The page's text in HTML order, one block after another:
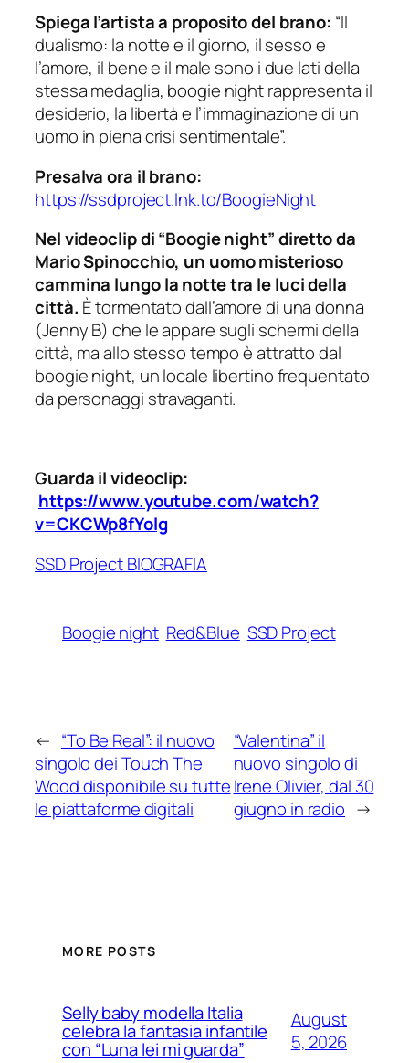
Spiega l’artista a proposito del brano: “Il
dualismo: la notte e il giorno, il sesso e
l’amore, il bene e il male sono i due lati della
stessa medaglia, boogie night rappresenta il
desiderio, la libertà e l’immaginazione di un
uomo in piena crisi sentimentale”.
Presalva ora il brano:
https://ssdproject.lnk.to/BoogieNight
Nel videoclip di “Boogie night” diretto da
Mario Spinocchio, un uomo misterioso
cammina lungo la notte tra le luci della
città. È tormentato dall’amore di una donna
(Jenny B) che le appare sugli schermi della
città, ma allo stesso tempo è attratto dal
boogie night, un locale libertino frequentato
da personaggi stravaganti.
Guarda il videoclip:
https://www.youtube.com/watch?
v=CKCWp8fYolg
SSD Project BIOGRAFIA
Boogie night Red&Blue SSD Project
← “To Be Real”: il nuovo
singolo dei Touch The
Wood disponibile su tutte
le piattaforme digitali
“Valentina” il
nuovo singolo di
Irene Olivier, dal 30
giugno in radio →
MORE POSTS
Selly baby modella Italia
celebra la fantasia infantile
con “Luna lei mi guarda”
August
5, 2026